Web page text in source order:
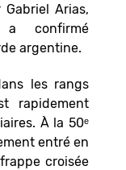
Arias,
confirmé
argentine.
les rangs
rapidement
À la 50ᵉ
entré en
croisée